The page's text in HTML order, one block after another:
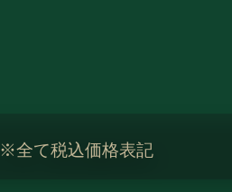
※全て税込価格表記